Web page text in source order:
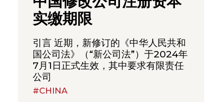
实缴期限
引言 近期，新修订的《中华人民共和
国公司法》（“新公司法”）于2024年
7月1日正式生效，其中要求有限责任
公司
#CHINA